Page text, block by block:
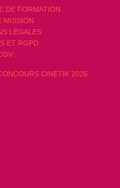
DE FORMATION
MISSION
LÉGALES
ET RGPD
CINETIK 2026